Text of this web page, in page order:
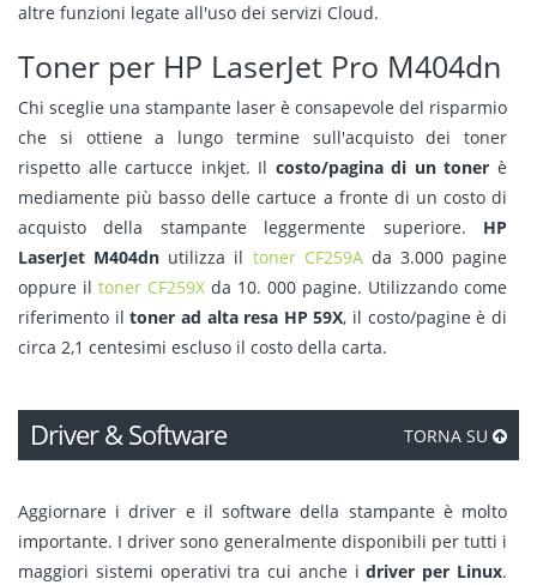
altre funzioni legate all'uso dei servizi Cloud.
Toner per HP LaserJet Pro M404dn
Chi sceglie una stampante laser è consapevole del risparmio
che si ottiene a lungo termine sull'acquisto dei toner
rispetto alle cartucce inkjet. Il costo/pagina di un toner è
mediamente più basso delle cartuce a fronte di un costo di
acquisto della stampante leggermente superiore. HP
LaserJet M404dn utilizza il toner CF259Ada 3.000 pagine
oppure il toner CF259X da 10. 000 pagine. Utilizzando come
riferimento iltoner ad alta resa HP 59X, il costo/pagine è di
circa 2,1 centesimi escluso il costo della carta.
Driver & Software TORNA SU
Aggiornare i driver e il software della stampante è molto
importante. I driver sono generalmente disponibili per tutti i
maggiori sistemi operativi tra cui anche idriver per Linux.